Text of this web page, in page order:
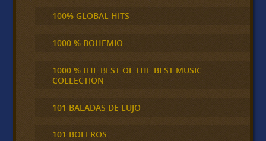
100% GLOBAL HITS
1000 % BOHEMIO
1000 % tHE BEST OF THE BEST MUSIC
COLLECTION
101 BALADAS DE LUJO
101 BOLEROS